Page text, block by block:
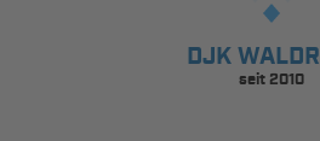
DJK
seit 2010